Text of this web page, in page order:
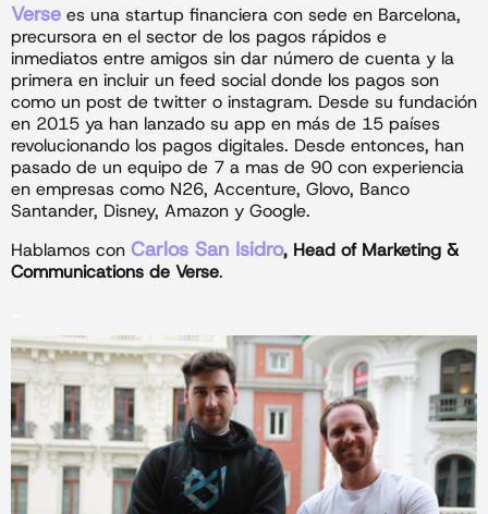
Verse es una startup financiera con sede en Barcelona,
precursora en el sector de los pagos rápidos e
inmediatos entre amigos sin dar número de cuenta y la
primera en incluir un feed social donde los pagos son
como un post de twitter o instagram. Desde su fundación
en 2015 ya han lanzado su app en más de 15 países
revolucionando los pagos digitales. Desde entonces, han
pasado de un equipo de 7 a mas de 90 con experiencia
en empresas como N26, Accenture, Glovo, Banco
Santander, Disney, Amazon y Google.
Hablamos con Carlos San Isidro, Head of Marketing &
Communications de Verse.